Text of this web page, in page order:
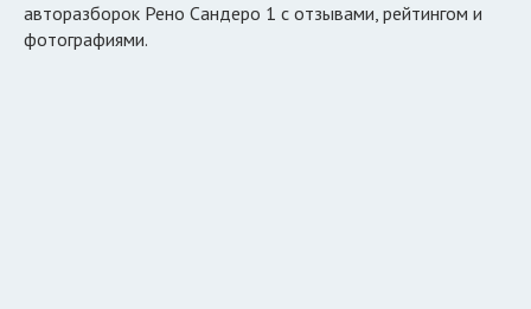
Автосервисы
авторазборок Рено Сандеро 1 с отзывами, рейтингом и
фотографиями.